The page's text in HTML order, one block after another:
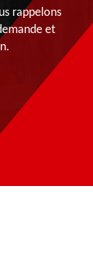
rappelons
et